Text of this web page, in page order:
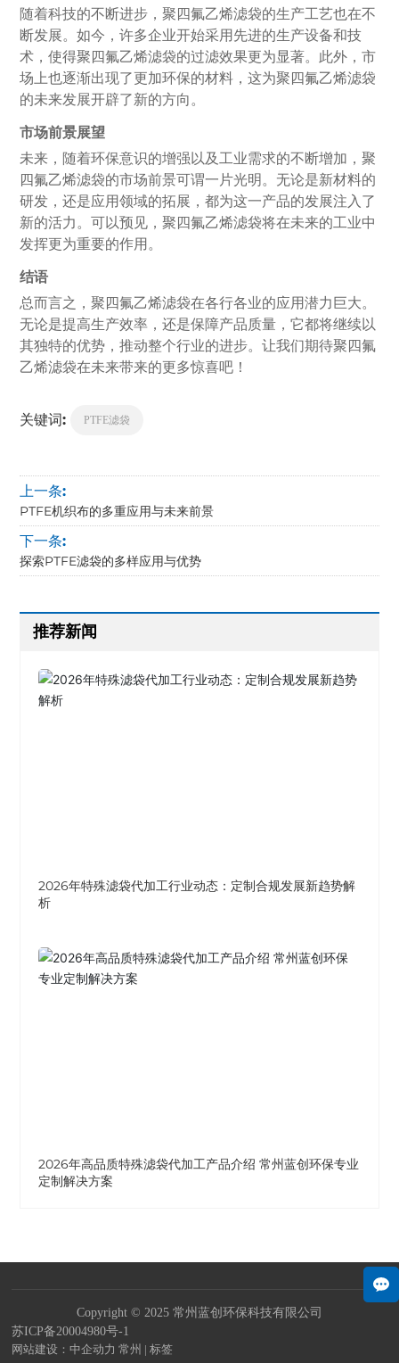
随着科技的不断进步，聚四氟乙烯滤袋的生产工艺也在不
断发展。如今，许多企业开始采用先进的生产设备和技
术，使得聚四氟乙烯滤袋的过滤效果更为显著。此外，市
场上也逐渐出现了更加环保的材料，这为聚四氟乙烯滤袋
的未来发展开辟了新的方向。
市场前景展望
未来，随着环保意识的增强以及工业需求的不断增加，聚
四氟乙烯滤袋的市场前景可谓一片光明。无论是新材料的
研发，还是应用领域的拓展，都为这一产品的发展注入了
新的活力。可以预见，聚四氟乙烯滤袋将在未来的工业中
发挥更为重要的作用。
结语
总而言之，聚四氟乙烯滤袋在各行各业的应用潜力巨大。
无论是提高生产效率，还是保障产品质量，它都将继续以
其独特的优势，推动整个行业的进步。让我们期待聚四氟
乙烯滤袋在未来带来的更多惊喜吧！
关键词: PTFE滤袋
上一条:
PTFE机织布的多重应用与未来前景
下一条:
探索PTFE滤袋的多样应用与优势
推荐新闻
2026年特殊滤袋代加工行业动态：定制合规发展新趋势解
析
2026年高品质特殊滤袋代加工产品介绍 常州蓝创环保专业
定制解决方案
Copyright © 2025 常州蓝创环保科技有限公司
苏ICP备20004980号-1
网站建设：中企动力 常州 |标签